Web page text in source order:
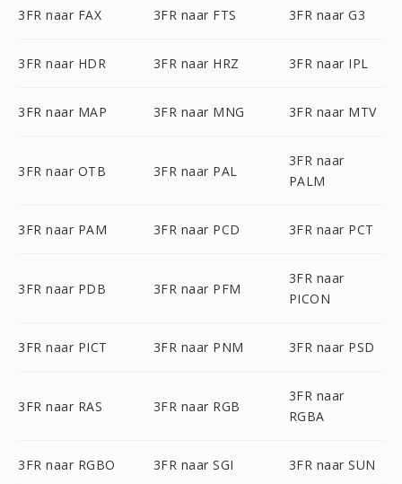
3FR naar FAX 3FR naar FTS 3FR naar G3
3FR naar HDR 3FR naar HRZ 3FR naar IPL
3FR naar MAP 3FR naar MNG 3FR naar MTV
3FR naar OTB 3FR naar PAL
3FR naar
PALM
3FR naar PAM 3FR naar PCD 3FR naar PCT
3FR naar PDB 3FR naar PFM
3FR naar
PICON
3FR naar PICT 3FR naar PNM 3FR naar PSD
3FR naar RAS 3FR naar RGB
3FR naar
RGBA
3FR naar RGBO 3FR naar SGI 3FR naar SUN